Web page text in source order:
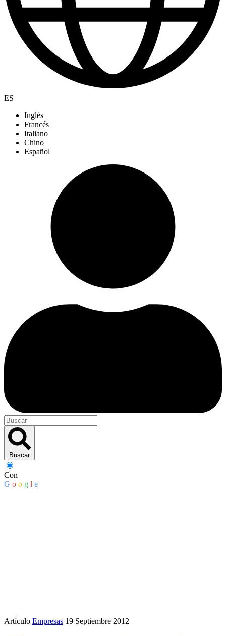
ES
Inglés
Francés
Italiano
Chino
Español
Buscar
Con
G o o g l e
Artículo Empresas 19 Septiembre 2012